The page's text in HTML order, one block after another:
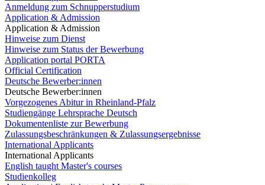
Anmeldung zum Schnupperstudium
Application & Admission
Application & Admission
Hinweise zum Dienst
Hinweise zum Status der Bewerbung
Application portal PORTA
Official Certification
Deutsche Bewerber:innen
Deutsche Bewerber:innen
Vorgezogenes Abitur in Rheinland-Pfalz
Studiengänge Lehrsprache Deutsch
Dokumentenliste zur Bewerbung
Zulassungsbeschränkungen & Zulassungsergebnisse
International Applicants
International Applicants
English taught Master's courses
Studienkolleg